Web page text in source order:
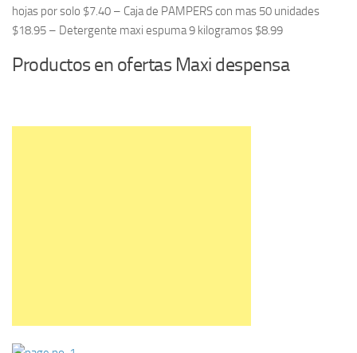
hojas por solo $7.40 – Caja de PAMPERS con mas 50 unidades
$18.95 – Detergente maxi espuma 9 kilogramos $8.99
Productos en ofertas Maxi despensa